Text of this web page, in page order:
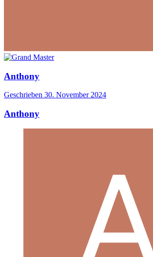
Anthony
Geschrieben 30. November 2024
Anthony